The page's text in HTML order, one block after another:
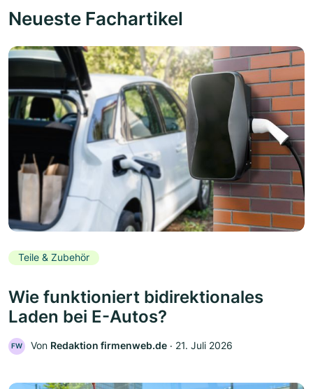
Neueste Fachartikel
Teile & Zubehör
Wie funktioniert bidirektionales
Laden bei E-Autos?
FW Von Redaktion firmenweb.de ‧ 21. Juli 2026